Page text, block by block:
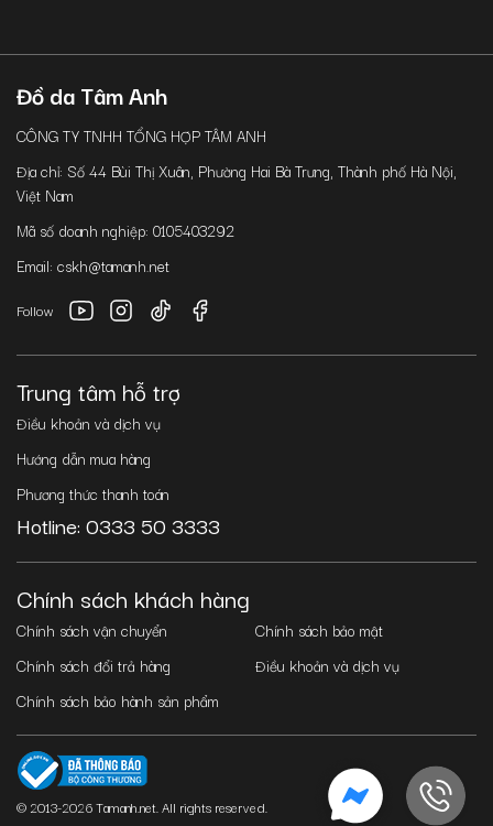
Đồ da Tâm Anh
CÔNG TY TNHH TỔNG HỢP TÂM ANH
Địa chỉ: Số 44 Bùi Thị Xuân, Phường Hai Bà Trưng, Thành phố Hà Nội,
Việt Nam
Mã số doanh nghiệp: 0105403292
Email: cskh@tamanh.net
Follow
Trung tâm hỗ trợ
Điều khoản và dịch vụ
Hướng dẫn mua hàng
Phương thức thanh toán
Hotline: 0333 50 3333
Chính sách khách hàng
Chính sách vận chuyển
Chính sách đổi trả hàng
Chính sách bảo hành sản phẩm
Chính sách bảo mật
Điều khoản và dịch vụ
© 2013-2026 Tamanh.net. All rights reserved.